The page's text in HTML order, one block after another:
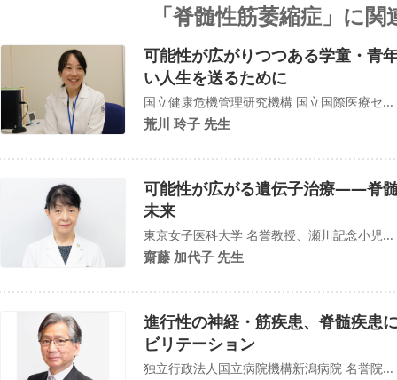
「脊髄性筋萎縮症」に
可能性が広がりつつある学童・
い人生を送るために
国立健康危機管理研究機構 国立国際医療セ...
荒川 玲子 先生
可能性が広がる遺伝子治療――脊
未来
東京女子医科大学 名誉教授、瀬川記念小児...
齋藤 加代子 先生
進行性の神経・筋疾患、脊髄疾患
ビリテーション
独立行政法人国立病院機構新潟病院 名誉院...